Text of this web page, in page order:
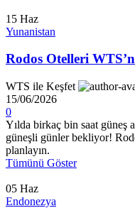
15 Haz
Yunanistan
Rodos Otelleri
WTS ile Keşfet
15/06/2026
0
Yılda birkaç bin saat güneş
güneşli günler bekliyor!
planlayın.
Tümünü Göster
05 Haz
Endonezya